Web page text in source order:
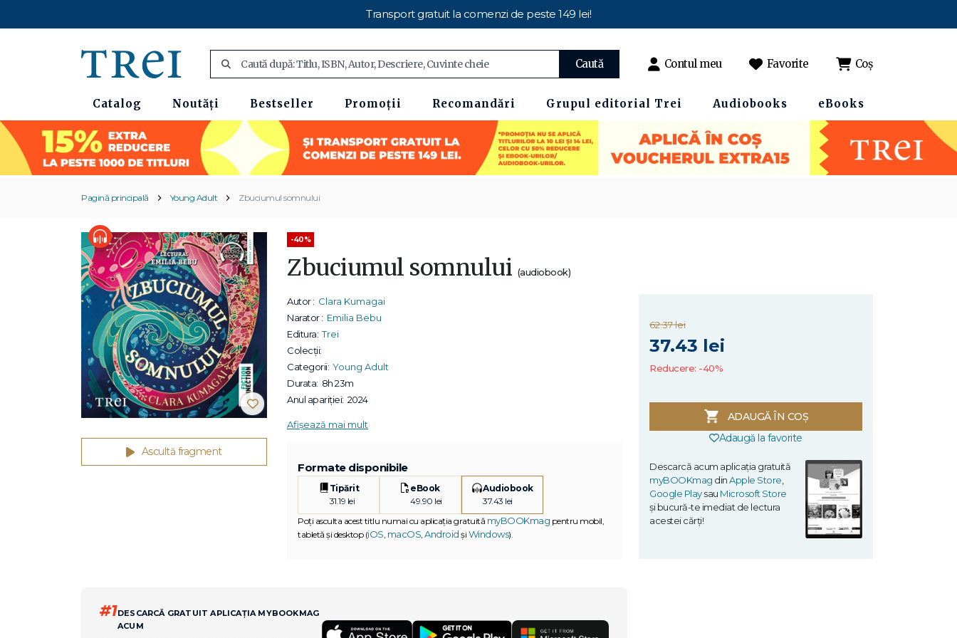
Transport gratuit la comenzi de peste 149 lei!
Caută Contul meu Favorite Coș
Catalog Noutăți Bestseller Promoții Recomandări Grupul editorial Trei Audiobooks eBooks
Pagină principală Young Adult Zbuciumul somnului
Ascultă fragment
-40%
Zbuciumul somnului (audiobook)
Autor : Clara Kumagai
Narator : Emilia Bebu
Editura: Trei
Colecții:
Categorii: Young Adult
Durata: 8h 23m
Anul apariției: 2024
Afișează mai mult
Formate disponibile
Tipărit
31.19 lei
eBook
49.90 lei
Audiobook
37.43 lei
Poți asculta acest titlu numai cu aplicația gratuită myBOOKmag pentru mobil,
tabletă și desktop (iOS, macOS, Android și Windows).
62.37 lei
37.43 lei
Reducere: -40%
ADAUGĂ ÎN COȘ
Adaugă la favorite
Descarcă acum aplicația gratuită
myBOOKmag dinApple Store
Google Playsau Microsoft Store
și bucură-te imediat de lectura
acestei cărți!
#1DESCARCĂ GRATUIT APLICAȚIA MYBOOKMAG
ACUM